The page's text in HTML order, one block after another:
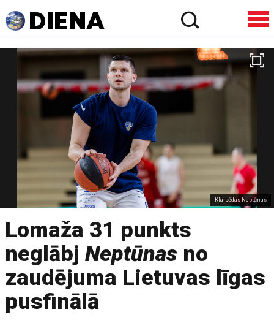
Klaipēdas Neptūnas
Lomaža 31 punkts
neglābjNeptūnas no
zaudējuma Lietuvas līgas
pusfinālā